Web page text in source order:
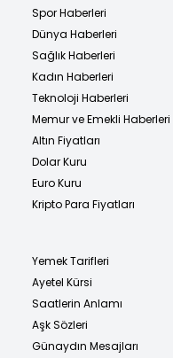
Spor Haberleri
Dünya Haberleri
Sağlık Haberleri
Kadın Haberleri
Teknoloji Haberleri
Memur ve Emekli Haberleri
Altın Fiyatları
Dolar Kuru
Euro Kuru
Kripto Para Fiyatları
Yemek Tarifleri
Ayetel Kürsi
Saatlerin Anlamı
Aşk Sözleri
Günaydın Mesajları